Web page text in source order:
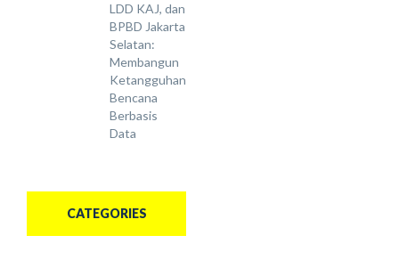
LDD KAJ, dan
BPBD Jakarta
Selatan:
Membangun
Ketangguhan
Bencana
Berbasis
Data
CATEGORIES